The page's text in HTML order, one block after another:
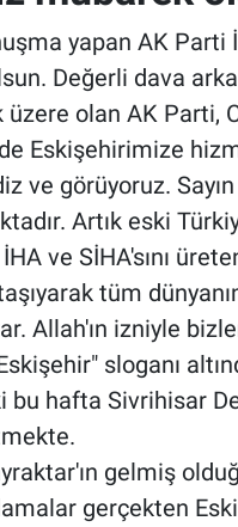
yapan AK Parti
Değerli dava
olan AK Parti,
Eskişehirimize
görüyoruz. Sayın
Artık eski
ve SİHA'sını
tüm
Allah'ın izniyle
sloganı
bu hafta Sivrihisar
gelmiş
gerçekten